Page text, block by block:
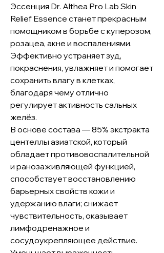
Эссенция Dr. Althea Pro Lab Skin
Relief Essence станет прекрасным
помощником в борьбе с куперозом,
розацеа, акне и воспалениями.
Эффективно устраняет зуд,
покраснения, увлажняет и помогает
сохранить влагу в клетках,
благодаря чему отлично
регулирует активность сальных
желёз.
В основе состава — 85% экстракта
центеллы азиатской, который
обладает противовоспалительной
и ранозаживляющей функцией,
способствует восстановлению
барьерных свойств кожи и
удержанию влаги; снижает
чувствительность, оказывает
лимфодренажное и
сосудоукрепляющее действие.